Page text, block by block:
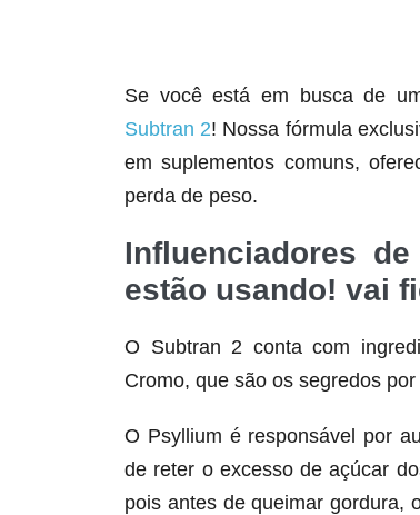
Se você está em busca de
Subtran 2! Nossa fórmula
em suplementos comuns,
perda de peso.
Influenciadores
estão usando! vai
O Subtran 2 conta com
Cromo, que são os segredos
O Psyllium é responsável por
de reter o excesso de açúcar
pois antes de queimar gordura,